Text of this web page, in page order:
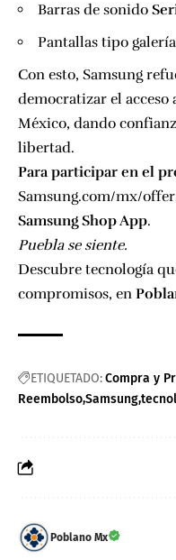
Barras de sonido
Pantallas tipo
Con esto, Samsung
democratizar el acceso
México, dando
libertad.
Para participar en el
Samsung.com/mx/
Samsung Shop App.
Puebla se siente.
Descubre tecnología
compromisos, en
ETIQUETADO:Compra y
ReembolsoSamsung
Poblano Mx